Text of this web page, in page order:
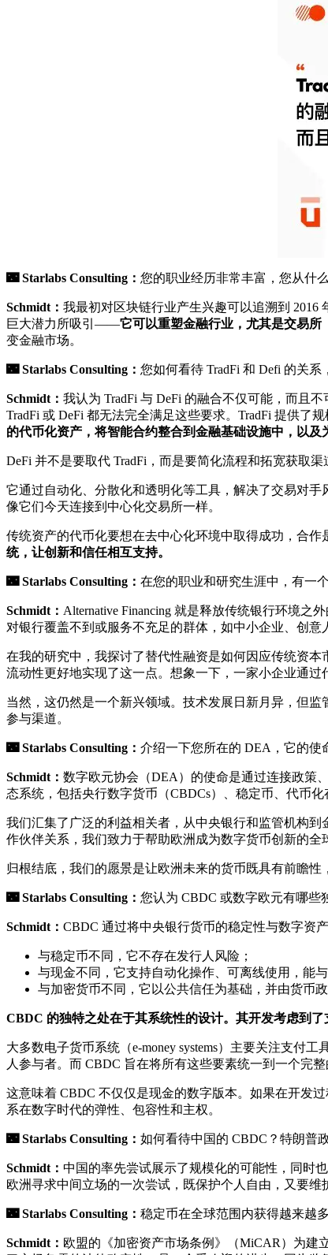
🌃 Starlabs Consulting： 您的职业经历非常丰富，您从什
Schmidt： 我最初对区块链行业产生兴趣可以追溯到 2016
巨大潜力所吸引——它可以重塑金融行业，尤其是交易所
变金融市场。
🌃 Starlabs Consulting： 您如何看待 TradFi 和 Defi 的关
Schmidt： 我认为 TradFi 与 DeFi 的融合不仅可能，而且
TradFi 或 DeFi 都无法完全满足这些要求。TradFi 提供了
的代币化资产，将智能合约整合到金融基础设施中，以及
DeFi 并不是要取代 TradFi，而是要简化流程和拓宽获取
它通过自动化、分散化和透明化等工具，解决了交易对
像它们今天连接到中心化交易所一样。
传统资产的代币化要想在去中心化环境中取得成功，合
统，让创新和信任相互支持。
🌃 Starlabs Consulting： 在您的职业和研究生涯中，有一
Schmidt： Alternative Financing 就是释放传统银行环境
对银行覆盖不到或服务不充足的群体，如中小企业、创
在我的研究中，我探讨了替代性融资是如何因应传统资
流动性更好地实现了这一点。想象一下，一家小企业通
当然，这仍然是一个新兴领域。技术发展日新月异，但
参与渠道。
🌃 Starlabs Consulting： 介绍一下您所在的 DEA，它的使
Schmidt： 数字欧元协会（DEA）的使命是通过连接政策
态系统，包括央行数字货币（CBDCs）、稳定币、代币化
我们汇集了广泛的利益相关者，从中央银行和监管机构
作伙伴关系，我们致力于帮助欧洲成为数字货币创新的全
归根结底，我们的愿景是让欧洲未来的货币既具有前瞻
🌃 Starlabs Consulting： 您认为 CBDC 或数字欧元有哪些
Schmidt： CBDC 通过将中央银行货币的稳定性与数字资
与稳定币不同，它不存在发行人风险；
与现金不同，它支持自动化操作、可离线使用，能
与加密货币不同，它以公共信任为基础，并由货币政
CBDC 的独特之处在于其系统性的设计。其开发考虑到
大多数电子货币系统（e-money systems）主要关注支付
人参与者。而 CBDC 旨在将所有这些要素统一到一个完整
这意味着 CBDC 不仅仅是现金的数字版本。如果在开发
系在数字时代的弹性、包容性和主权。
🌃 Starlabs Consulting： 如何看待中国的 CBDC？特朗普
Schmidt： 中国的率先尝试展示了规模化的可能性，同时
欧洲寻求中间立场的一次尝试，既保护个人自由，又要维
🌃 Starlabs Consulting： 稳定币在全球范围内获得越来越
Schmidt： 欧盟的《加密资产市场条例》（MiCAR）为建